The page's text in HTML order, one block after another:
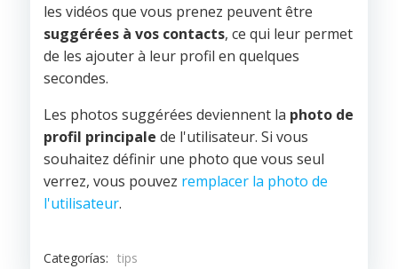
les vidéos que vous prenez peuvent être
suggérées à vos contacts, ce qui leur permet
de les ajouter à leur profil en quelques
secondes.
Les photos suggérées deviennent la photo de
profil principale de l'utilisateur. Si vous
souhaitez définir une photo que vous seul
verrez, vous pouvez remplacer la photo de
l'utilisateur.
Categorías: tips